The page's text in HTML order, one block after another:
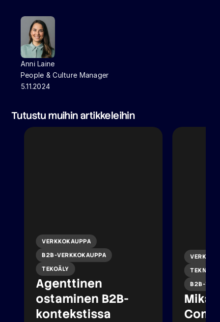
Anni Laine
People & Culture Manager
5.11.2024
Tutustu muihin artikkeleihin
VERKKOKAUPPA
B2B-VERKKOKAUPPA
TEKOÄLY
Agenttinen
ostaminen B2B-
kontekstissa
B2B-
Mikä